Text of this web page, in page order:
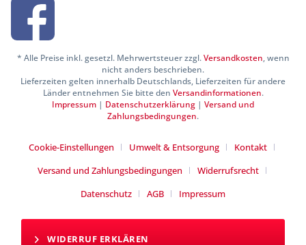
* Alle Preise inkl. gesetzl. Mehrwertsteuer zzgl.Versandkosten, wenn
nicht anders beschrieben.
Lieferzeiten gelten innerhalb Deutschlands, Lieferzeiten für andere
Länder entnehmen Sie bitte den Versandinformationen.
Impressum | Datenschutzerklärung | Versand und
Zahlungsbedingungen.
Cookie-Einstellungen Umwelt & Entsorgung
Kontakt
Versand und Zahlungsbedingungen
Widerrufsrecht
Datenschutz
AGB Impressum
WIDERRUF ERKLÄREN